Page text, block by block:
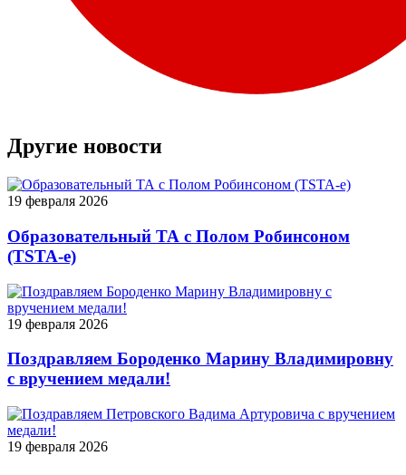
Другие новости
19 февраля 2026
Образовательный ТА с Полом Робинсоном
(TSTA-e)
19 февраля 2026
Поздравляем Бороденко Марину Владимировну
с вручением медали!
19 февраля 2026